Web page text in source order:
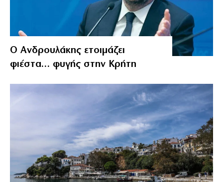
Ο Ανδρουλάκης ετοιμάζει
φιέστα… φυγής στην Κρήτη